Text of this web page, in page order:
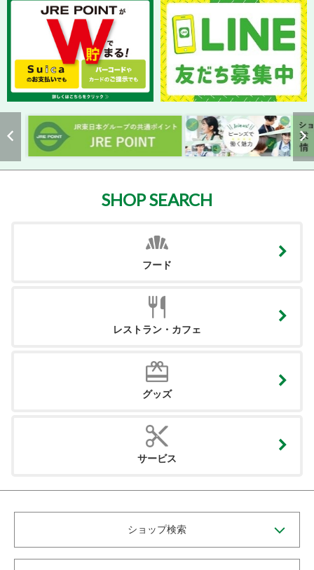
SHOP SEARCH
フード
レストラン・カフェ
グッズ
サービス
ショップ検索